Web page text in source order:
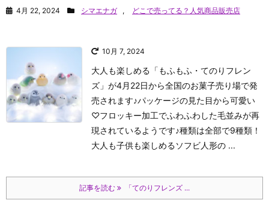
4月 22, 2024 シマエナガ , どこで売ってる？人気商品販売店
10月 7, 2024
大人も楽しめる「もふもふ・てのりフレン
ズ」が4月22日から全国のお菓子売り場で発
売されます♪パッケージの見た目から可愛い
♡フロッキー加工でふわふわした毛並みが再
現されているようです♪種類は全部で9種類！
大人も子供も楽しめるソフビ人形の ...
記事を読む 「てのりフレンズ ...